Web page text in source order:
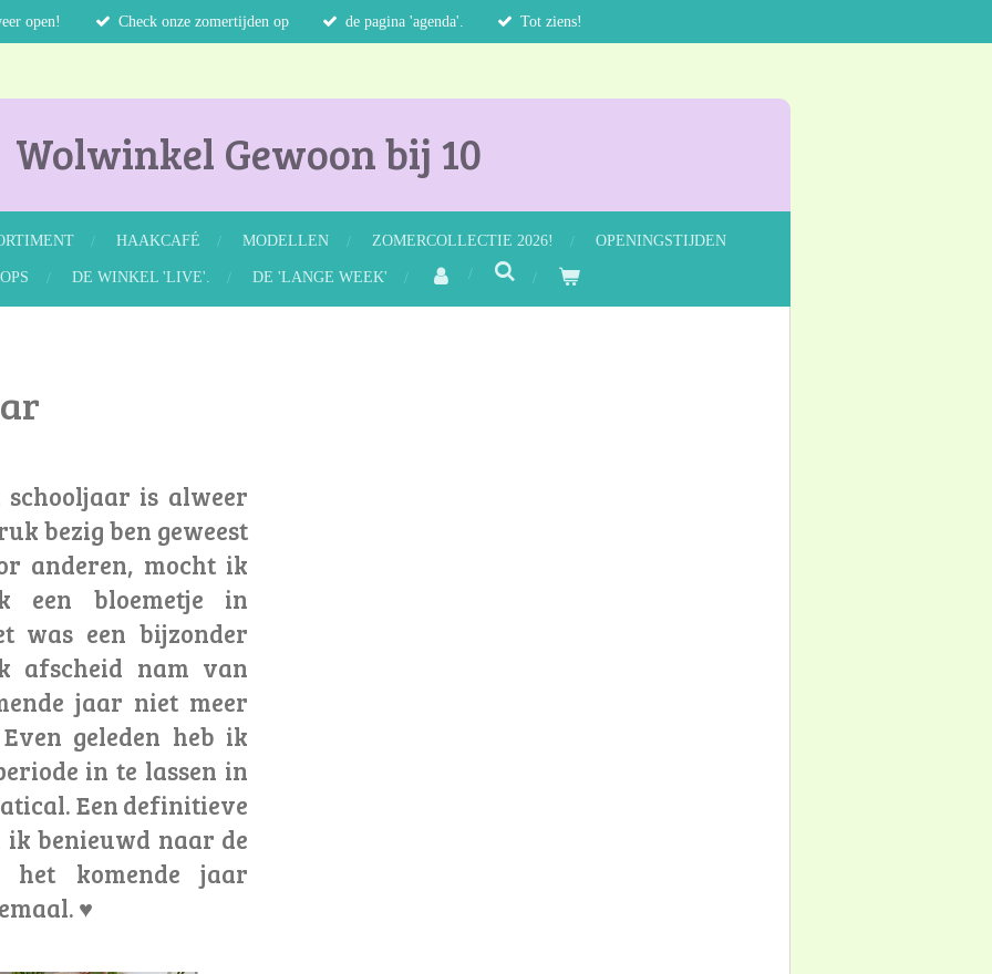
open! Check onze zomertijden op de pagina 'agenda'. Tot ziens!
Wolwinkel Gewoon bij 10
HAAKCAFÉ MODELLEN ZOMERCOLLECTIE 2026! OPENINGSTIJDEN
DE WINKEL 'LIVE'. DE 'LANGE WEEK'
schooljaar is alweer
bezig ben geweest
anderen, mocht ik
een bloemetje in
was een bijzonder
afscheid nam van
jaar niet meer
geleden heb ik
in te lassen in
Een definitieve
ik benieuwd naar de
het komende jaar
♥